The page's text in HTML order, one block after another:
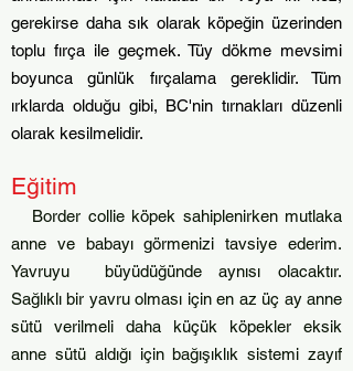
gerekirse daha sık olarak köpeğin üzerinden
toplu fırça ile geçmek. Tüy dökme mevsimi
boyunca günlük fırçalama gereklidir. Tüm
ırklarda olduğu gibi, BC'nin tırnakları düzenli
olarak kesilmelidir.
Eğitim
Border collie köpek sahiplenirken mutlaka
anne ve babayı görmenizi tavsiye ederim.
Yavruyu büyüdüğünde aynısı olacaktır.
Sağlıklı bir yavru olması için en az üç ay anne
sütü verilmeli daha küçük köpekler eksik
anne sütü aldığı için bağışıklık sistemi zayıf